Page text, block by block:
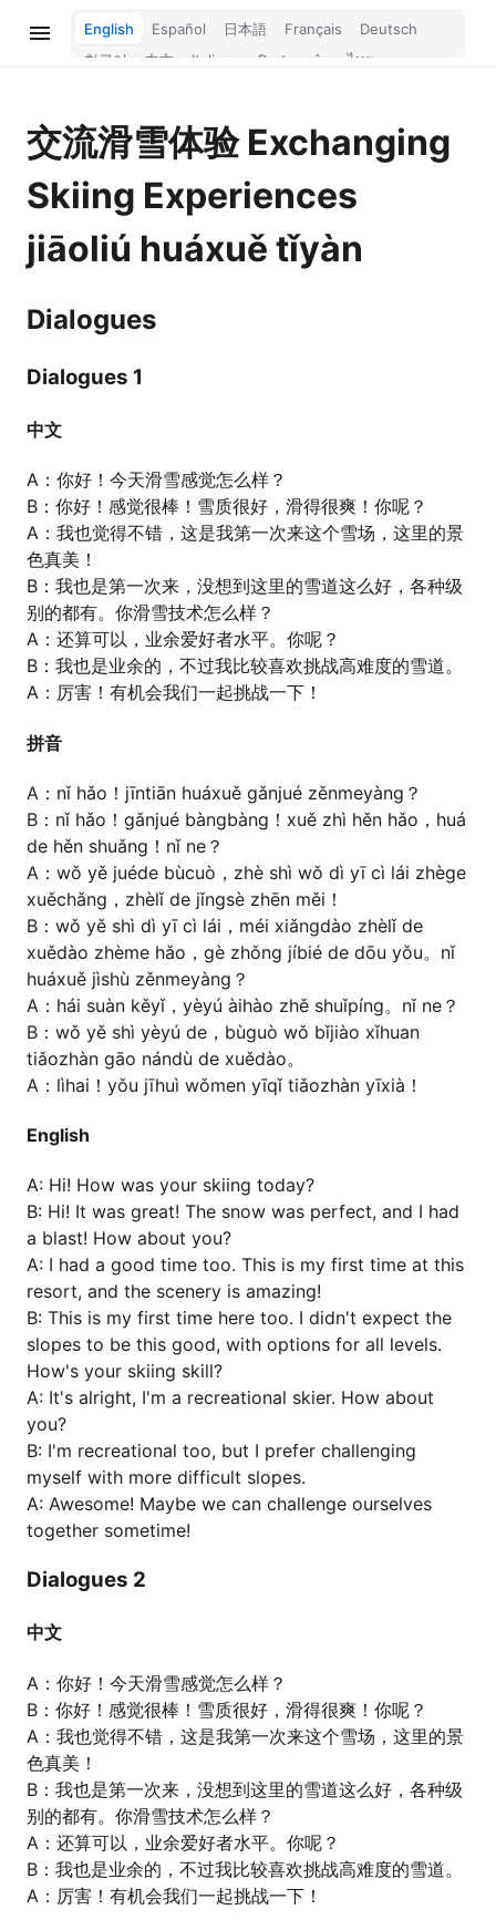
English Español 日本語 Français
Deutsch
한국어
中文 Italiano Português
ไทย
Bahasa Indonesia
Русский
交流滑雪体验 Exchanging
Skiing Experiences
jiāoliú huáxuě tǐyàn
Dialogues
Dialogues 1
中文
A：你好！今天滑雪感觉怎么样？
B：你好！感觉很棒！雪质很好，滑得很爽！你呢？
A：我也觉得不错，这是我第一次来这个雪场，这里的景
色真美！
B：我也是第一次来，没想到这里的雪道这么好，各种级
别的都有。你滑雪技术怎么样？
A：还算可以，业余爱好者水平。你呢？
B：我也是业余的，不过我比较喜欢挑战高难度的雪道。
A：厉害！有机会我们一起挑战一下！
拼音
A：nǐ hǎo！jīntiān huáxuě gǎnjué zěnmeyàng？
B：nǐ hǎo！gǎnjué bàngbàng！xuě zhì hěn hǎo，huá
de hěn shuǎng！nǐ ne？
A：wǒ yě juéde bùcuò，zhè shì wǒ dì yī cì lái zhège
xuěchǎng，zhèlǐ de jǐngsè zhēn měi！
B：wǒ yě shì dì yī cì lái，méi xiǎngdào zhèlǐ de
xuědào zhème hǎo，gè zhǒng jíbié de dōu yǒu。nǐ
huáxuě jìshù zěnmeyàng？
A：hái suàn kěyǐ，yèyú àihào zhě shuǐpíng。nǐ ne？
B：wǒ yě shì yèyú de，bùguò wǒ bǐjiào xǐhuan
tiǎozhàn gāo nándù de xuědào。
A：lìhai！yǒu jīhuì wǒmen yīqǐ tiǎozhàn yīxià！
English
A: Hi! How was your skiing today?
B: Hi! It was great! The snow was perfect, and I had
a blast! How about you?
A: I had a good time too. This is my first time at this
resort, and the scenery is amazing!
B: This is my first time here too. I didn't expect the
slopes to be this good, with options for all levels.
How's your skiing skill?
A: It's alright, I'm a recreational skier. How about
you?
B: I'm recreational too, but I prefer challenging
myself with more difficult slopes.
A: Awesome! Maybe we can challenge ourselves
together sometime!
Dialogues 2
中文
A：你好！今天滑雪感觉怎么样？
B：你好！感觉很棒！雪质很好，滑得很爽！你呢？
A：我也觉得不错，这是我第一次来这个雪场，这里的景
色真美！
B：我也是第一次来，没想到这里的雪道这么好，各种级
别的都有。你滑雪技术怎么样？
A：还算可以，业余爱好者水平。你呢？
B：我也是业余的，不过我比较喜欢挑战高难度的雪道。
A：厉害！有机会我们一起挑战一下！